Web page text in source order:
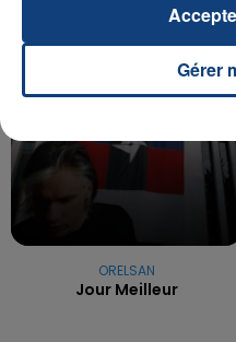
11h58
11h58
ORELSAN
Jour Meilleur
Gérer